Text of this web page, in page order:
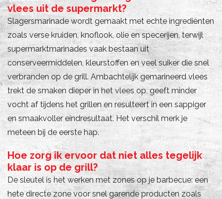
vlees uit de supermarkt?
Slagersmarinade wordt gemaakt met echte ingrediënten
zoals verse kruiden, knoflook, olie en specerijen, terwijl
supermarktmarinades vaak bestaan uit
conserveermiddelen, kleurstoffen en veel suiker die snel
verbranden op de grill. Ambachtelijk gemarineerd vlees
trekt de smaken dieper in het vlees op, geeft minder
vocht af tijdens het grillen en resulteert in een sappiger
en smaakvoller eindresultaat. Het verschil merk je
meteen bij de eerste hap.
Hoe zorg ik ervoor dat niet alles tegelijk
klaar is op de grill?
De sleutel is het werken met zones op je barbecue: een
hete directe zone voor snel garende producten zoals